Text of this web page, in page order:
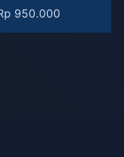
950.000